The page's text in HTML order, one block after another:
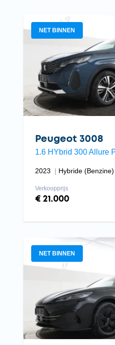
NET BINNEN
Peugeot 3008
1.6 HYbrid 300 Allure
2023 Hybride (Benzine)
Verkoopprijs
€ 21.000
NET BINNEN